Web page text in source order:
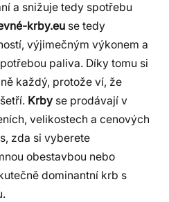
a snižuje tedy spotřebu
krby.eu se tedy
výjimečným výkonem a
paliva. Díky tomu si
každý, protože ví, že
Krby se prodávají v
velikostech a cenových
zda si vyberete
obestavbou nebo
dominantní krb s